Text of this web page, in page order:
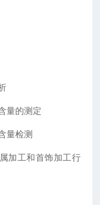
量的测定
量检测
加工和首饰加工行